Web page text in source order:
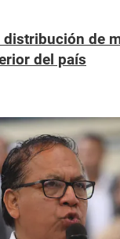
distribución de
del país